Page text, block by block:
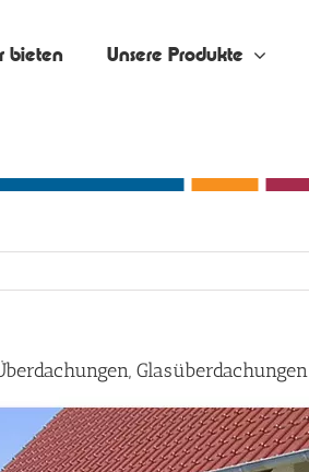
bieten Unsere Produkte
Glasüberdachungen